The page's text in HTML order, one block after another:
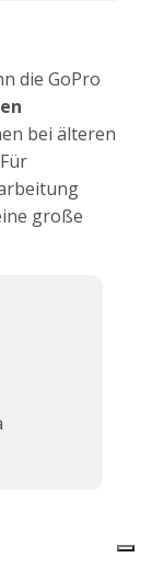
die GoPro
bei älteren
große